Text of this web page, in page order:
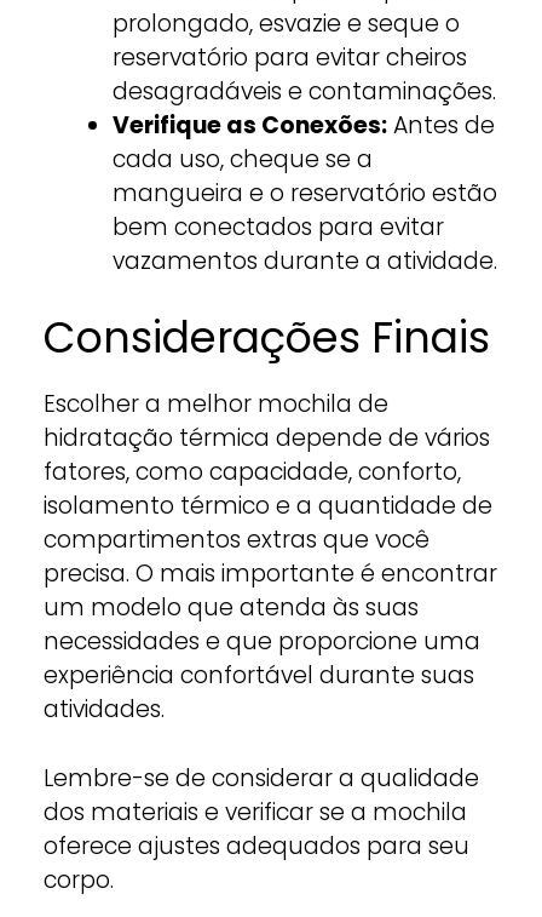
prolongado, esvazie e seque o
reservatório para evitar cheiros
desagradáveis e contaminações.
Verifique as Conexões:Antes de
cada uso, cheque se a
mangueira e o reservatório estão
bem conectados para evitar
vazamentos durante a atividade.
Considerações Finais
Escolher a melhor mochila de
hidratação térmica depende de vários
fatores, como capacidade, conforto,
isolamento térmico e a quantidade de
compartimentos extras que você
precisa. O mais importante é encontrar
um modelo que atenda às suas
necessidades e que proporcione uma
experiência confortável durante suas
atividades.
Lembre-se de considerar a qualidade
dos materiais e verificar se a mochila
oferece ajustes adequados para seu
corpo.